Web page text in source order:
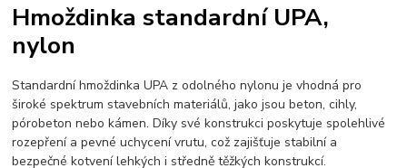
Hmoždinka standardní UPA,
nylon
Standardní hmoždinka UPA z odolného nylonu je vhodná pro
široké spektrum stavebních materiálů, jako jsou beton, cihly,
pórobeton nebo kámen. Díky své konstrukci poskytuje spolehlivé
rozepření a pevné uchycení vrutu, což zajišťuje stabilní a
bezpečné kotvení lehkých i středně těžkých konstrukcí.